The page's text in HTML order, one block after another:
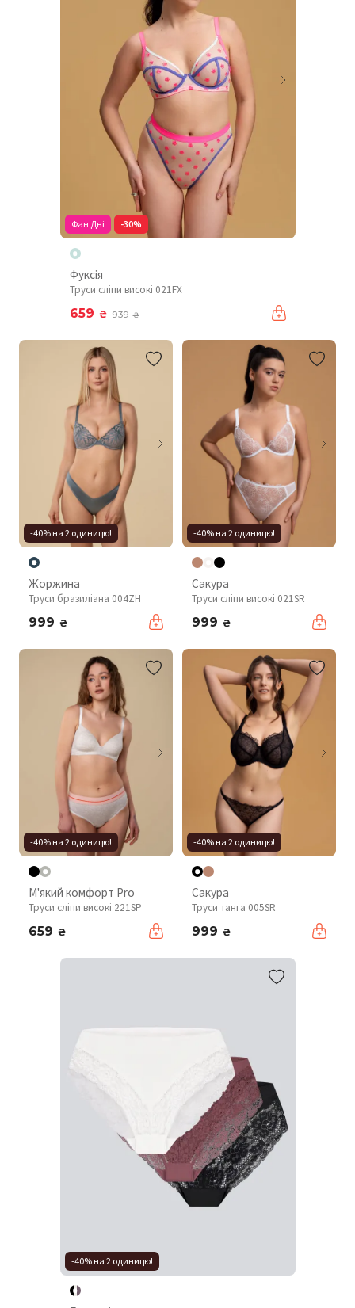
Фан Дні -30%
Фуксія
Труси сліпи високі 021FX
659 ₴ 939₴
-40% на 2 одиницю!
Жоржина
Труси бразиліана 004ZH
999 ₴
-40% на 2 одиницю!
Сакура
Труси сліпи високі 021SR
999 ₴
-40% на 2 одиницю!
М'який комфорт Pro
Труси сліпи високі 221SP
659 ₴
-40% на 2 одиницю!
Сакура
Труси танга 005SR
999 ₴
-40% на 2 одиницю!